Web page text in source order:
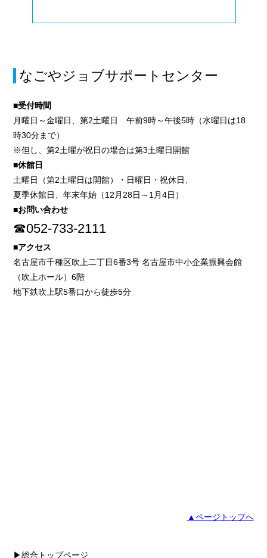
なごやジョブサポートセンター
■受付時間
月曜日～金曜日、第2土曜日 午前9時～午後5時（水曜日は18
時30分まで）
※但し、第2土曜が祝日の場合は第3土曜日開館
■休館日
土曜日（第2土曜日は開館）・日曜日・祝休日、
夏季休館日、年末年始（12月28日～1月4日）
■お問い合わせ
☎052-733-2111
■アクセス
名古屋市千種区吹上二丁目6番3号 名古屋市中小企業振興会館
（吹上ホール）6階
地下鉄吹上駅5番口から徒歩5分
▲ページトップへ
▶総合トップページ